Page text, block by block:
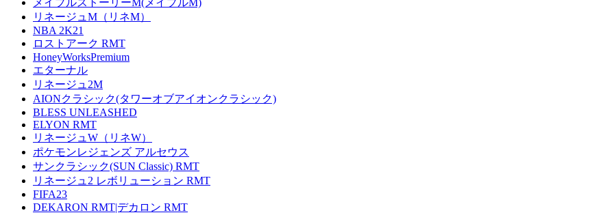
メイプルストーリーM(メイプルM)
リネージュM（リネM）
NBA 2K21
ロストアーク RMT
HoneyWorksPremium
エターナル
リネージュ2M
AIONクラシック(タワーオブアイオンクラシック)
BLESS UNLEASHED
ELYON RMT
リネージュW（リネW）
ポケモンレジェンズ アルセウス
サンクラシック(SUN Classic) RMT
リネージュ2 レボリューション RMT
FIFA23
DEKARON RMT|デカロン RMT